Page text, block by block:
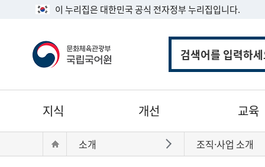
이 누리집은 대한민국 공식 전자정부 누리집입니다.
통
검
색
메
지식 개선 교육
재
Home
소개 바로가기조직·사업 소개